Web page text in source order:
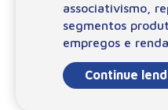
associativismo,
segmentos
empregos e
Continue